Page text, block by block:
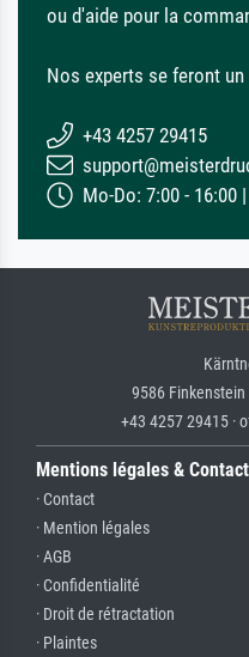
ou d'aide pour la
Nos experts se feront
+43 4257 29415
Mo-Do: 7:00 - 16:00
9586 Finkenstein
+43 4257 29415 ·
Mentions légales & Contact
· Contact
· Mention légales
· AGB
· Confidentialité
· Droit de rétractation
· Plaintes